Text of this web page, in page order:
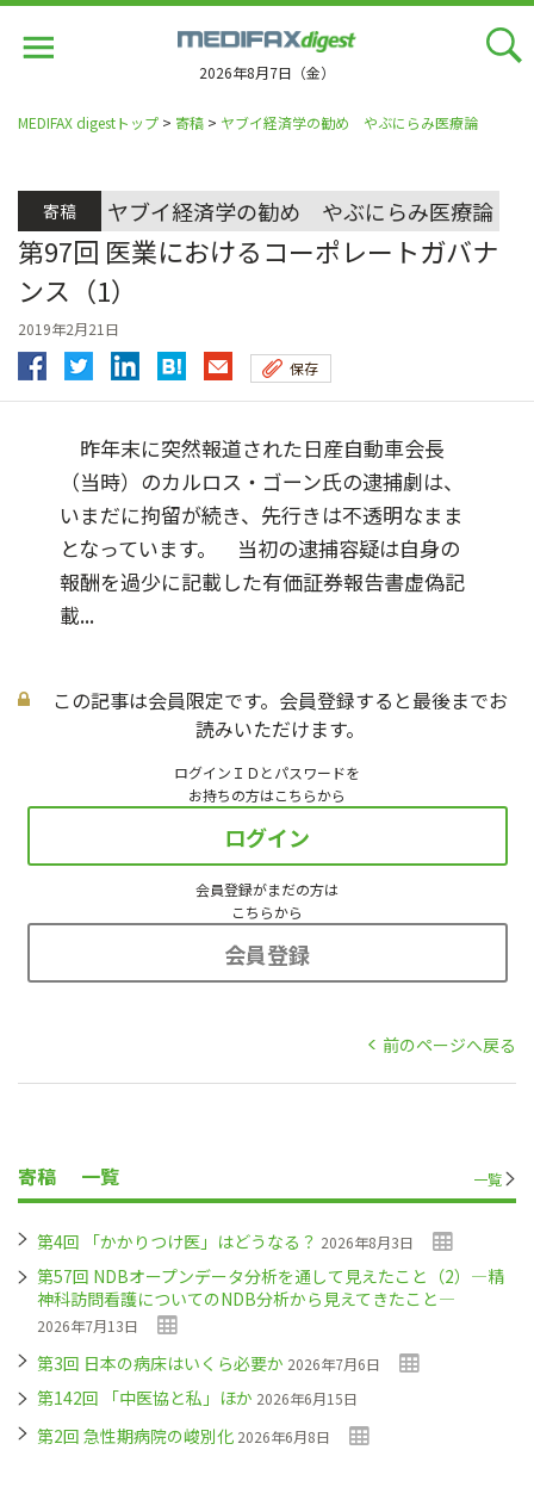
2026年8月7日（金）
MEDIFAX digestトップ > 寄稿 > ヤブイ経済学の勧め やぶにらみ医療論
寄稿 ヤブイ経済学の勧め やぶにらみ医療論
第97回 医業におけるコーポレートガバナ
ンス（1）
2019年2月21日
保存
昨年末に突然報道された日産自動車会長
（当時）のカルロス・ゴーン氏の逮捕劇は、
いまだに拘留が続き、先行きは不透明なまま
となっています。 当初の逮捕容疑は自身の
報酬を過少に記載した有価証券報告書虚偽記
載...
この記事は会員限定です。会員登録すると最後までお
読みいただけます。
ログインＩＤとパスワードを
お持ちの方はこちらから
ログイン
会員登録がまだの方は
こちらから
会員登録
前のページへ戻る
寄稿 一覧 一覧
第4回 「かかりつけ医」はどうなる？ 2026年8月3日
第57回 NDBオープンデータ分析を通して見えたこと（2）―精
神科訪問看護についてのNDB分析から見えてきたこと―
2026年7月13日
第3回 日本の病床はいくら必要か 2026年7月6日
第142回 「中医協と私」ほか 2026年6月15日
第2回 急性期病院の峻別化 2026年6月8日